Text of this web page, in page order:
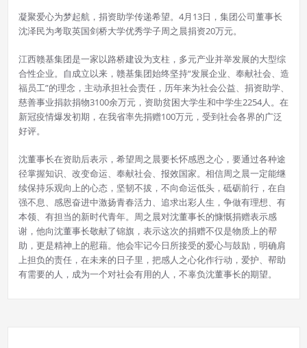
凝聚爱心为梦起航，捐资助学传递希望。4月13日，集团公司董事长
沈泽民为考取英国剑桥大学优秀学子周之晨捐资20万元。
江西赣基集团是一家以路桥建设为支柱，多元产业并举发展的大型综
合性企业。自成立以来，赣基集团始终坚持“发展企业、奉献社会、造
福员工”的理念，主动承担社会责任，历年来为社会公益、捐资助学、
慈善事业捐款捐物3100余万元，资助贫困大学生和中学生2254人。在
新冠疫情爆发初期，在我省率先捐赠100万元，受到社会各界的广泛
好评。
沈董事长在资助后表示，希望周之晨要长怀感恩之心，要通过各种途
径掌握知识、改变命运、奉献社会、报效国家。相信周之晨一定能继
续保持乐观向上的心态，坚韧不拔，不向命运低头，砥砺前行，在自
强不息、感恩奋进中激扬青春活力、追求出彩人生，争做有理想、有
本领、有担当的新时代青年。周之晨对沈董事长的慷慨捐赠表示感
谢，他向沈董事长敬献了锦旗，表示这次的捐赠不仅是物质上的帮
助，更是精神上的慰藉。他会牢记今日所接受的爱心与鼓励，明确肩
上担负的责任，在未来的日子里，把感人之心化作行动，爱护、帮助
有需要的人，成为一个对社会有用的人，不辜负沈董事长的期望。